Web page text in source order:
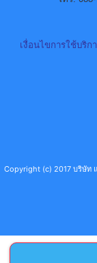
เงื่อนไขการใช้บริก
Copyright (c) 2017 บริษัท